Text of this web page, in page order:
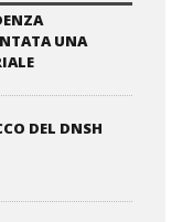
UNA
DEL DNSH